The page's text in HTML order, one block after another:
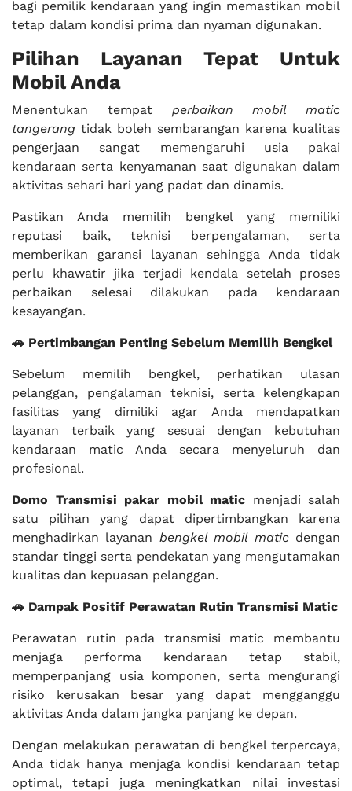
bagi pemilik kendaraan yang ingin memastikan mobil
tetap dalam kondisi prima dan nyaman digunakan.
Pilihan Layanan Tepat Untuk
Mobil Anda
Menentukan tempat perbaikan mobil matic
tangerang tidak boleh sembarangan karena kualitas
pengerjaan sangat memengaruhi usia pakai
kendaraan serta kenyamanan saat digunakan dalam
aktivitas sehari hari yang padat dan dinamis.
Pastikan Anda memilih bengkel yang memiliki
reputasi baik, teknisi berpengalaman, serta
memberikan garansi layanan sehingga Anda tidak
perlu khawatir jika terjadi kendala setelah proses
perbaikan selesai dilakukan pada kendaraan
kesayangan.
🚗 Pertimbangan Penting Sebelum Memilih Bengkel
Sebelum memilih bengkel, perhatikan ulasan
pelanggan, pengalaman teknisi, serta kelengkapan
fasilitas yang dimiliki agar Anda mendapatkan
layanan terbaik yang sesuai dengan kebutuhan
kendaraan matic Anda secara menyeluruh dan
profesional.
Domo Transmisi pakar mobil matic menjadi salah
satu pilihan yang dapat dipertimbangkan karena
menghadirkan layanan bengkel mobil maticdengan
standar tinggi serta pendekatan yang mengutamakan
kualitas dan kepuasan pelanggan.
🚗 Dampak Positif Perawatan Rutin Transmisi Matic
Perawatan rutin pada transmisi matic membantu
menjaga performa kendaraan tetap stabil,
memperpanjang usia komponen, serta mengurangi
risiko kerusakan besar yang dapat mengganggu
aktivitas Anda dalam jangka panjang ke depan.
Dengan melakukan perawatan di bengkel terpercaya,
Anda tidak hanya menjaga kondisi kendaraan tetap
optimal, tetapi juga meningkatkan nilai investasi